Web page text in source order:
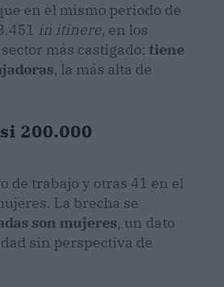
en el mismo periodo de
in itinere, en los
más castigado: tiene
, la más alta de
200.000
de trabajo y otras 41 en el
La brecha se
son mujeres, un dato
sin perspectiva de